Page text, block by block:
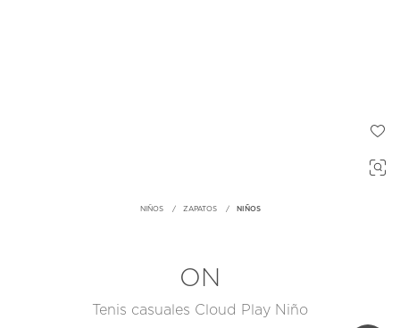
NIÑOS ZAPATOS NIÑOS
ON
Tenis casuales Cloud Play Niño